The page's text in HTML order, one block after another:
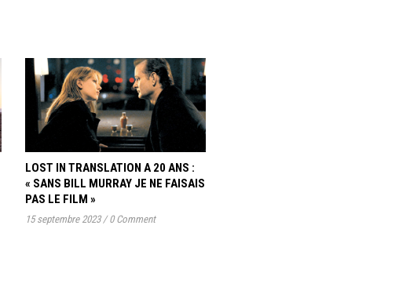
LOST IN TRANSLATION A 20 ANS :
« SANS BILL MURRAY JE NE FAISAIS
PAS LE FILM »
15 septembre 2023 / 0 Comment